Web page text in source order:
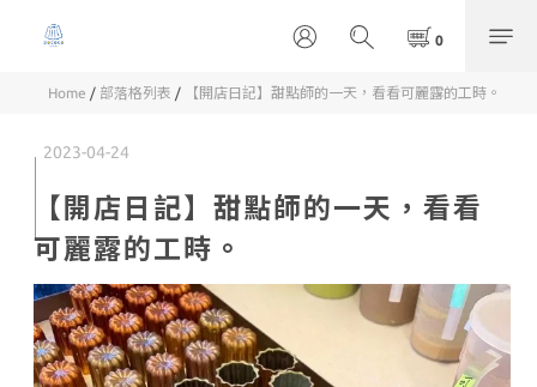
Home / 部落格列表 / 【開店日記】甜點師的一天，看看可麗露的工時。
2023-04-24
【開店日記】甜點師的一天，看看
可麗露的工時。